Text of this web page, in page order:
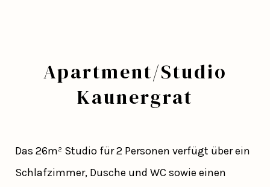
Apartment/Studio
Kaunergrat
Das 26m² Studio für 2 Personen verfügt über ein
Schlafzimmer, Dusche und WC sowie einen